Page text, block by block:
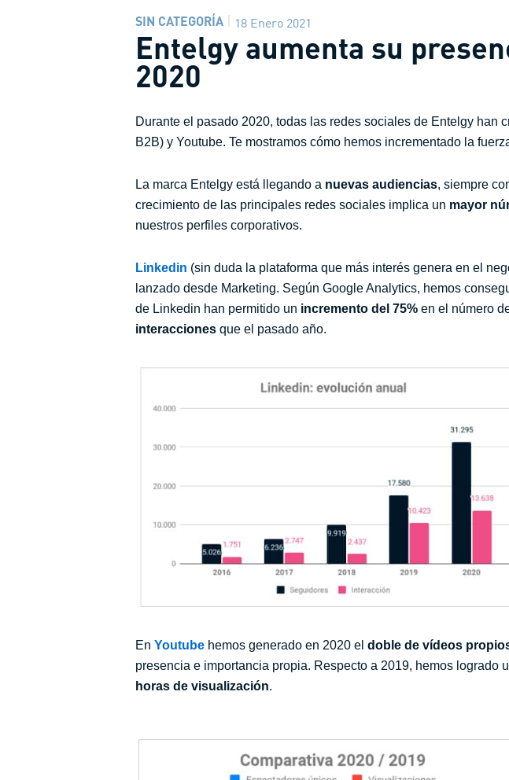
SIN CATEGORÍA 18 Enero 2021
Entelgy aumenta su
2020
Durante el pasado 2020, todas las redes sociales de Entelgy
B2B) y Youtube. Te mostramos cómo hemos incrementado la
La marca Entelgy está llegando a nuevas audiencias, siempre
crecimiento de las principales redes sociales implica un mayor
nuestros perfiles corporativos.
Linkedin (sin duda la plataforma que más interés genera en el
lanzado desde Marketing. Según Google Analytics, hemos
de Linkedin han permitido un incremento del 75% en el número
interacciones que el pasado año.
En Youtube hemos generado en 2020 el doble de vídeos
presencia e importancia propia. Respecto a 2019, hemos logrado
horas de visualización.